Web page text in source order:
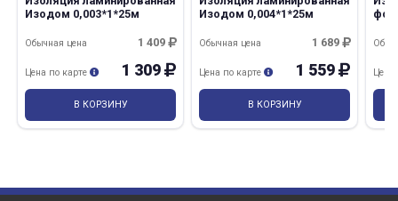
Изодом 0,003*1*25м
1 409
Обычная цена
1 309
Цена по карте
В КОРЗИНУ
Изодом 0,004*1*25м
1 689
Обычная цена
1 559
Цена по карте
В КОРЗИНУ
Цена